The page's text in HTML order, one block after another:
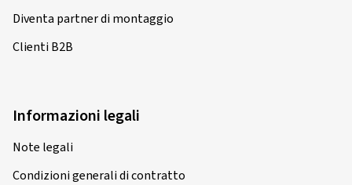
Diventa partner di montaggio
Clienti B2B
Informazioni legali
Note legali
Condizioni generali di contratto